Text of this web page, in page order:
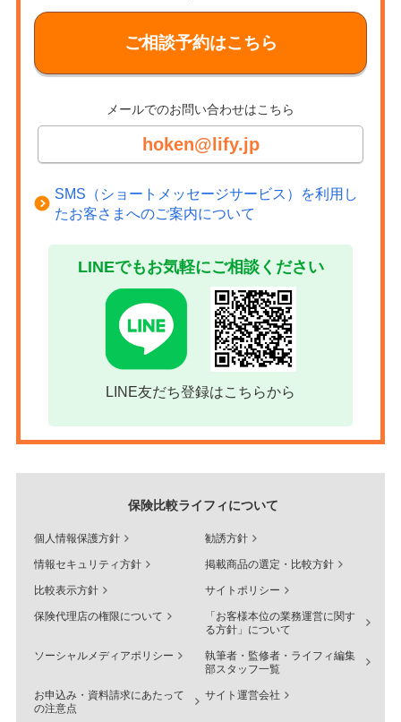
ご相談予約はこちら
メールでのお問い合わせはこちら
hoken@lify.jp
SMS（ショートメッセージサービス）を利用し
たお客さまへのご案内について
LINEでもお気軽にご相談ください
LINE友だち登録はこちらから
保険比較ライフィについて
個人情報保護方針 勧誘方針
情報セキュリティ方針 掲載商品の選定・比較方針
比較表示方針 サイトポリシー
保険代理店の権限について
「お客様本位の業務運営に関す
る方針」について
ソーシャルメディアポリシー
執筆者・監修者・ライフィ編集
部スタッフ一覧
お申込み・資料請求にあたって
の注意点
サイト運営会社